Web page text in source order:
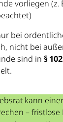
vorliegen (z.
bei
nicht bei
sind in §
kann
–